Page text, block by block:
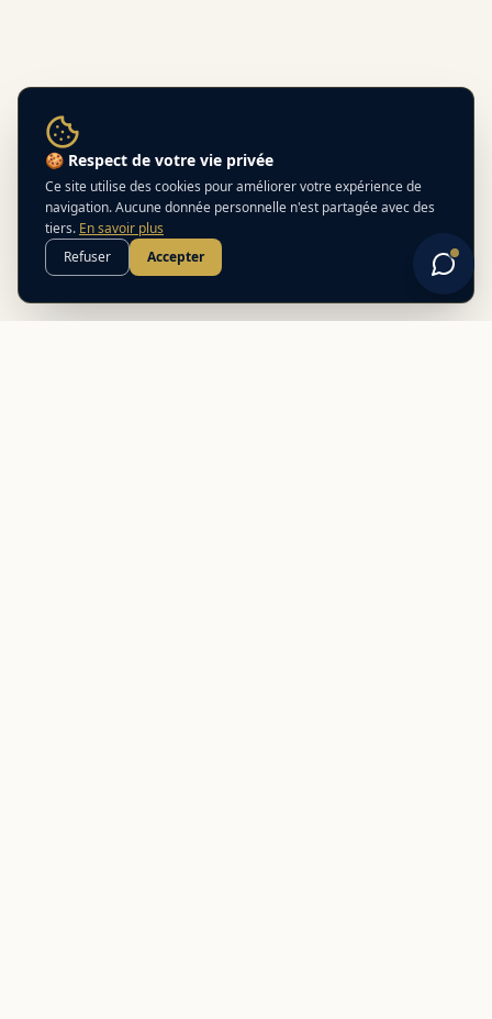
🍪 Respect de votre vie privée
Ce site utilise des cookies pour améliorer votre expérience de
navigation. Aucune donnée personnelle n'est partagée avec des
tiers. En savoir plus
Refuser
Accepter